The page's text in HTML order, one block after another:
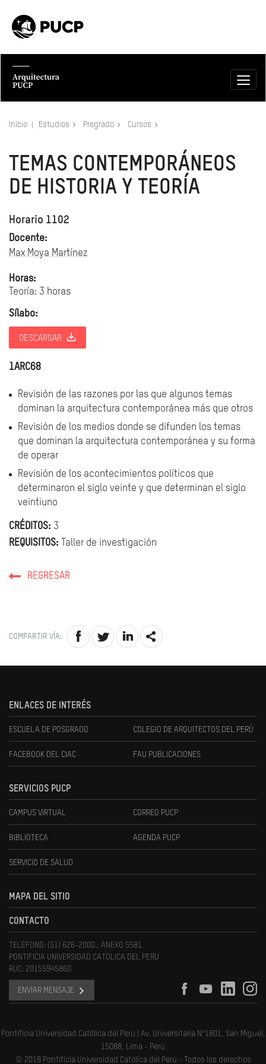
Inicio Estudios Pregrado Cursos
TEMAS CONTEMPORÁNEOS
DE HISTORIA Y TEORÍA
Horario 1102
Docente:
Max Moya Martínez
Horas:
Teoría: 3 horas
Sílabo:
DESCARGAR
1ARC68
Revisión de las razones por las que algunos temas
dominan la arquitectura contemporánea más que otros
Revisión de los medios donde se difunden los temas
que dominan la arquitectura contemporánea y su forma
de operar
Revisión de los acontecimientos políticos que
determinaron el siglo veinte y que determinan el siglo
veintiuno
CRÉDITOS: 3
REQUISITOS: Taller de investigación
REGRESAR
COMPARTIR VÍA:
ENLACES DE INTERÉS
ESCUELA DE POSGRADO COLEGIO DE ARQUITECTOS DEL PERÚ
FACEBOOK DEL CIAC FAU PUBLICACIONES
SERVICIOS PUCP
CAMPUS VIRTUAL CORREO PUCP
BIBLIOTECA AGENDA PUCP
SERVICIO DE SALUD
MAPA DEL SITIO
CONTACTO
TELÉFONO: (51) 626-2000 , ANEXO 5581
PONTIFICIA UNIVERSIDAD CATOLICA DEL PERU
RUC: 20155945860
ENVIAR MENSAJE
Pontificia Universidad Católica del Perú | Av. Universitaria N°1801, San Miguel,
15088, Lima - Perú
© 2018 Pontificia Universidad Católica del Perú - Todos los derechos